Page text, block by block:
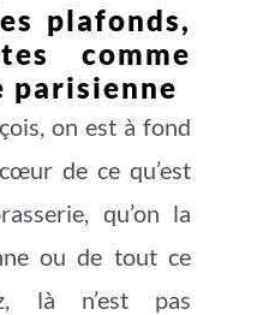
plafonds,
comme
parisienne
on est à fond
de ce qu’est
qu’on la
ou de tout ce
là n’est pas